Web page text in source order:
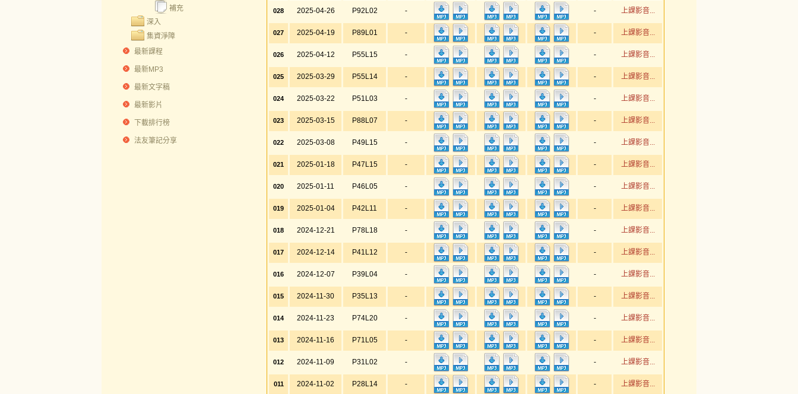
補充
深入
集資淨障
最新課程
最新MP3
最新文字稿
最新影片
下載排行榜
法友筆記分享
028 2025-04-26 P92L02 - - 上課影音...
027 2025-04-19 P89L01 - - 上課影音...
026 2025-04-12 P55L15 - - 上課影音...
025 2025-03-29 P55L14 - - 上課影音...
024 2025-03-22 P51L03 - - 上課影音...
023 2025-03-15 P88L07 - - 上課影音...
022 2025-03-08 P49L15 - - 上課影音...
021 2025-01-18 P47L15 - - 上課影音...
020 2025-01-11 P46L05 - - 上課影音...
019 2025-01-04 P42L11 - - 上課影音...
018 2024-12-21 P78L18 - - 上課影音...
017 2024-12-14 P41L12 - - 上課影音...
016 2024-12-07 P39L04 - - 上課影音...
015 2024-11-30 P35L13 - - 上課影音...
014 2024-11-23 P74L20 - - 上課影音...
013 2024-11-16 P71L05 - - 上課影音...
012 2024-11-09 P31L02 - - 上課影音...
011 2024-11-02 P28L14 - - 上課影音...